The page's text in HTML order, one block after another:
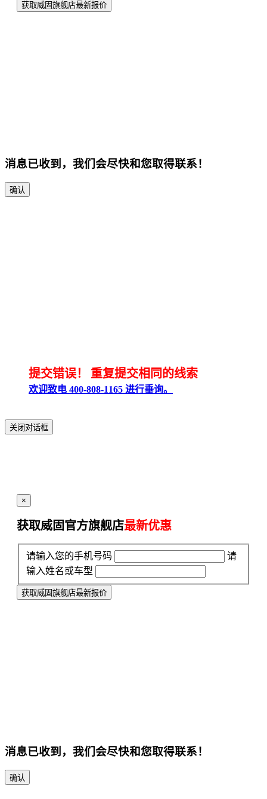
获取威固旗舰店最新报价
消息已收到，我们会尽快和您取得联系！
确认
提交错误！ 重复提交相同的线索
欢迎致电 400-808-1165 进行垂询。
关闭对话框
×
获取威固官方旗舰店最新优惠
请输入您的手机号码
请
输入姓名或车型
获取威固旗舰店最新报价
消息已收到，我们会尽快和您取得联系！
确认